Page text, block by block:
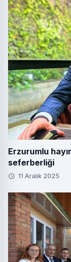
Erzurumlu
seferberliği
11 Aralık 2025